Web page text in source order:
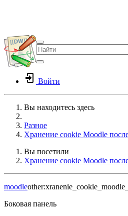
Войти
Вы находитесь здесь
Разное
Хранение cookie Moodle
Вы посетили
Хранение cookie Moodle
moodle
Боковая панель